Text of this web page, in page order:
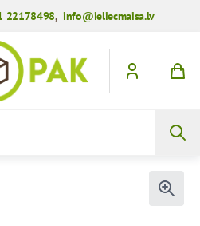
22178498,info@ieliecmaisa.lv